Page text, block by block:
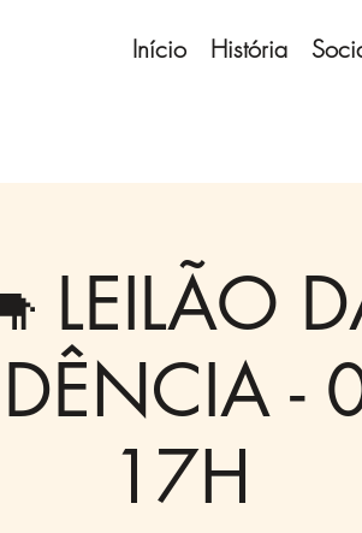
Início História
LEILÃO
17H